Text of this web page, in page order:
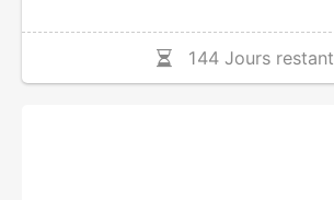
144 Jours restant